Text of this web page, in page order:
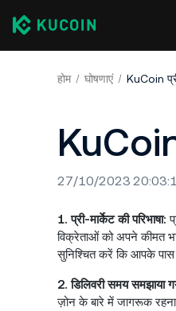
होम घोषणाएं KuCoin
27/10/2023
1. प्री-मार्केट की परिभाषा:
विक्रेताओं को अपने कीमत
सुनिश्चित करें कि आपके पास
2. डिलिवरी समय समझाया
ज़ोन के बारे में जागरूक